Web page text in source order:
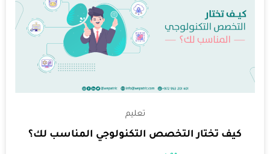
تعليم
كيف تختار التخصص التكنولوجي المناسب لك؟